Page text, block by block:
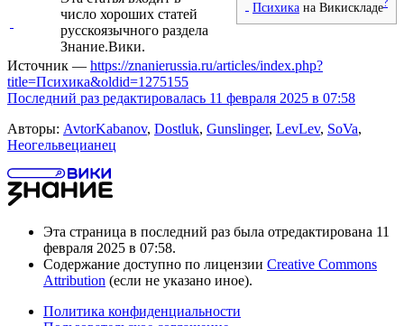
Психика на Викискладе
число хороших статей
русскоязычного раздела
Знание.Вики.
Источник — https://znanierussia.ru/articles/index.php?
title=Психика&oldid=1275155
Последний раз редактировалась 11 февраля 2025 в 07:58
Авторы: AvtorKabanov, Dostluk, Gunslinger, LevLev, SoVa,
Неогельвецианец
Эта страница в последний раз была отредактирована 11
февраля 2025 в 07:58.
Содержание доступно по лицензии Creative Commons
Attribution (если не указано иное).
Политика конфиденциальности